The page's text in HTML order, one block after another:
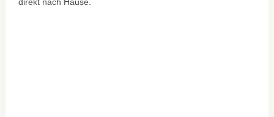
direkt nach Hause.